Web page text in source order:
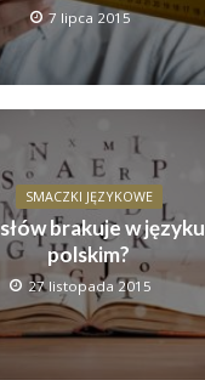
7 lipca 2015
SMACZKI JĘZYKOWE
brakuje w języku
polskim?
27 listopada 2015